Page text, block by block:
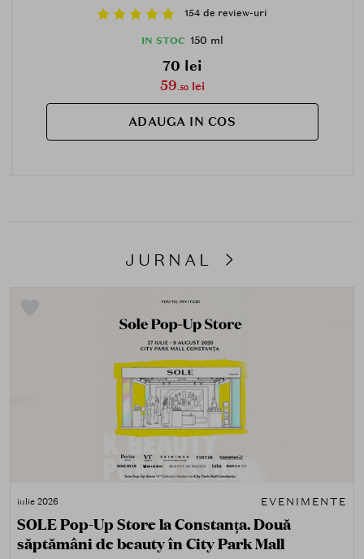
154 de review-uri
IN STOC 150 ml
70 lei
59.50lei
ADAUGA IN COS
JURNAL
iulie 2026 EVENIMENTE
SOLE Pop-Up Store la Constanța. Două
săptămâni de beauty în City Park Mall